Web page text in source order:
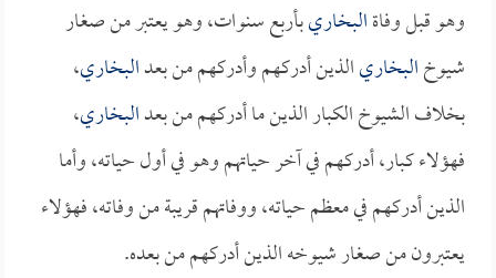
وهو قبل وفاةالبخاريبأربع سنوات، وهو يعتبر من صغار
شيوخالبخاريالذين أدركهم وأدركهم من بعدالبخاري،
بخلاف الشيوخ الكبار الذين ما أدركهم من بعدالبخاري،
فهؤلاء كبار، أدركهم في آخر حياتهم وهو في أول حياته، وأما
الذين أدركهم في معظم حياته، ووفاتهم قريبة من وفاته، فهؤلاء
يعتبرون من صغار شيوخه الذين أدركهم من بعده.